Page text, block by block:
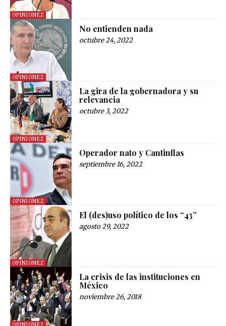
OPINIONEZ
OPINIONEZ
No entienden nada
octubre 24, 2022
OPINIONEZ
La gira de la gobernadora y su
relevancia
octubre 3, 2022
OPINIONEZ
Operador nato y Cantinflas
septiembre 16, 2022
OPINIONEZ
El (des)uso político de los “43”
agosto 29, 2022
La crisis de las instituciones en
México
noviembre 26, 2018